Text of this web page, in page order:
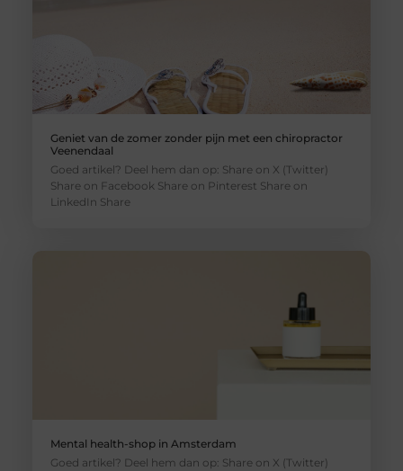
Geniet van de zomer zonder pijn met een chiropractor
Veenendaal
Goed artikel? Deel hem dan op: Share on X (Twitter)
Share on Facebook Share on Pinterest Share on
LinkedIn Share
Mental health-shop in Amsterdam
Goed artikel? Deel hem dan op: Share on X (Twitter)